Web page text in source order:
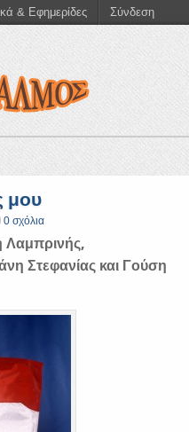
μου
0 σχόλια
Λαμπρινής,
Στεφανίας και Γούση
& Εφημερίδες Σύνδεση